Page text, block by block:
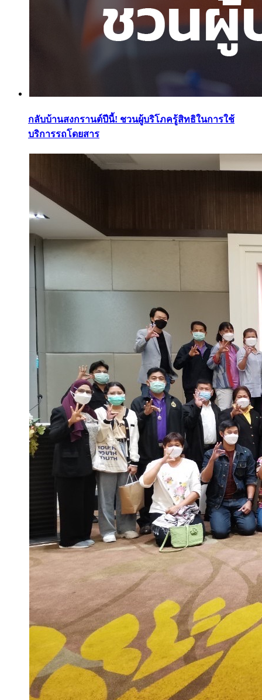
กลับบ้านสงกรานต์ปีนี้! ชวนผู้บริโภครู้สิทธิในการใช้
บริการรถโดยสาร